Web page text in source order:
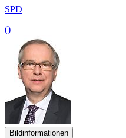
SPD
()
Bildinformationen